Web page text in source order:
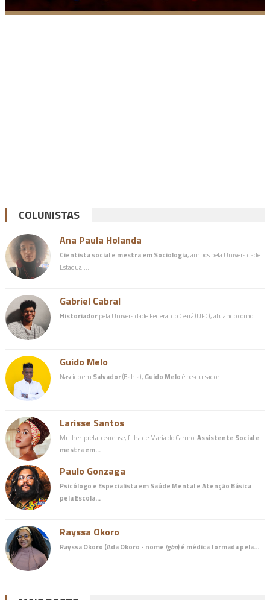
COLUNISTAS
Ana Paula Holanda
Cientista social e mestra em Sociologia, ambos pela Universidade
Estadual…
Gabriel Cabral
Historiadorpela Universidade Federal do Ceará (UFC), atuando como…
Guido Melo
Nascido em Salvador(Bahia), Guido Meloé pesquisador…
Larisse Santos
Mulher-preta-cearense, filha de Maria do Carmo.Assistente Social e
mestra em…
Paulo Gonzaga
Psicólogo e Especialista em Saúde Mental e Atenção Básica
pela Escola…
Rayssa Okoro
Rayssa Okoro (Ada Okoro - nome igbo) é médicaformada pela…